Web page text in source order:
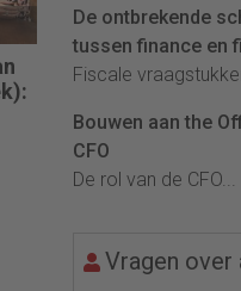
De ontbrekende
tussen finance en
Fiscale
Bouwen aan the
CFO
De rol van de CFO...
Vragen over